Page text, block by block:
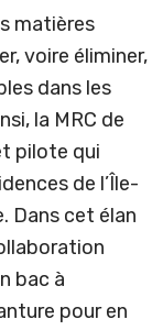
matières
voire éliminer,
dans les
la MRC de
pilote qui
de l’Île-
Dans cet élan
bac à
pour en